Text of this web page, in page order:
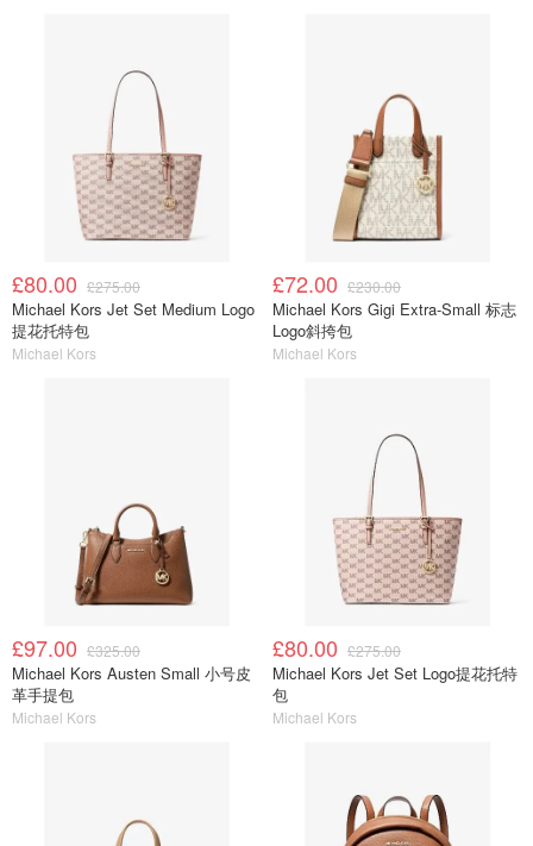
£80.00 £275.00
Michael Kors Jet Set Medium Logo
提花托特包
Michael Kors
£72.00 £230.00
Michael Kors Gigi Extra-Small 标志
Logo斜挎包
Michael Kors
£97.00 £325.00
Michael Kors Austen Small 小号皮
革手提包
Michael Kors
£80.00 £275.00
Michael Kors Jet Set Logo提花托特
包
Michael Kors